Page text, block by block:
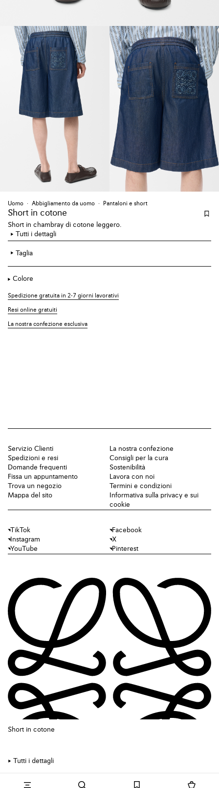
Short in cotone
Tutti i dettagli
Uomo Abbigliamento da uomo Pantaloni e short
Short in cotone
Short in chambray di cotone leggero.
Tutti i dettagli
Taglia
Colore
Spedizione gratuita in 2-7 giorni lavorativi
Resi online gratuiti
La nostra confezione esclusiva
Servizio Clienti
Spedizioni e resi
Domande frequenti
Fissa un appuntamento
Trova un negozio
Mappa del sito
La nostra confezione
Consigli per la cura
Sostenibilità
Lavora con noi
Termini e condizioni
Informativa sulla privacy e sui
cookie
TikTok
Facebook
Instagram
X
YouTube
Pinterest